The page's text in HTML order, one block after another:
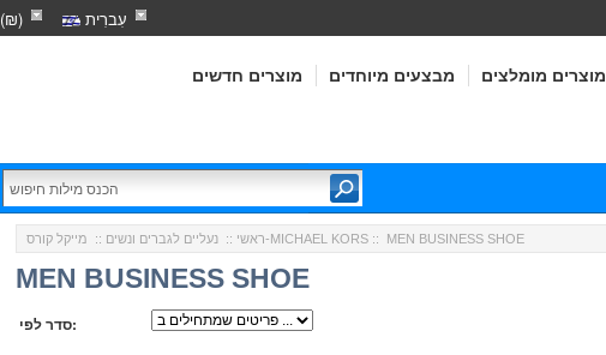
עִברִית ש"ח (₪)
מוצרים חדשים מבצעים מיוחדים מוצרים מומלצים
ראשי :: נעליים לגברים ונשים :: מייקל קורס-MICHAEL KORS :: MEN BUSINESS SHOE
MEN BUSINESS SHOE
סדר לפי: